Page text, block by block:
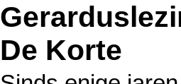
De Korte